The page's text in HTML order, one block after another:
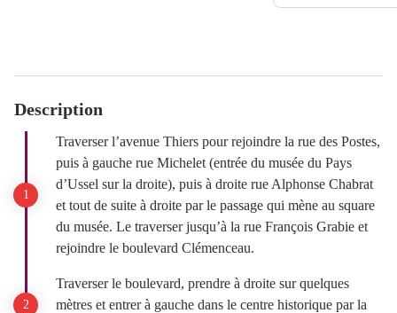
Description
Traverser l’avenue Thiers pour rejoindre la rue des Postes,
puis à gauche rue Michelet (entrée du musée du Pays
d’Ussel sur la droite), puis à droite rue Alphonse Chabrat
et tout de suite à droite par le passage qui mène au square
du musée. Le traverser jusqu’à la rue François Grabie et
rejoindre le boulevard Clémenceau.
Traverser le boulevard, prendre à droite sur quelques
mètres et entrer à gauche dans le centre historique par la